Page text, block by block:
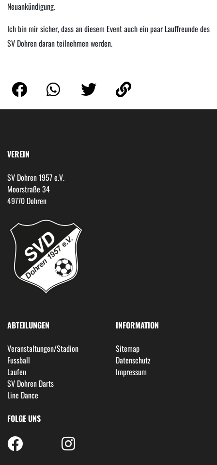
Neuankündigung.
Ich bin mir sicher, dass an diesem Event auch ein paar Lauffreunde des
SV Dohren daran teilnehmenwerden.
VEREIN
SV Dohren 1957 e.V.
Moorstraße 34
49770 Dohren
ABTEILUNGEN
Veranstaltungen/Stadion
Fussball
Laufen
SV Dohren Darts
Line Dance
INFORMATION
Sitemap
Datenschutz
Impressum
FOLGE UNS